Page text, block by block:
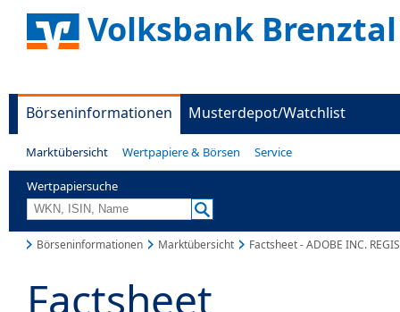
Volksbank Brenztal
Börseninformationen Musterdepot/Watchlist
Marktübersicht Wertpapiere & Börsen Service
Wertpapiersuche
Börseninformationen Marktübersicht Factsheet - ADOBE INC.
Factsheet